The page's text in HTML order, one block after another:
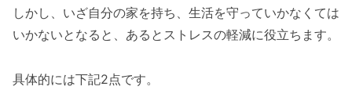
しかし、いざ自分の家を持ち、生活を守っていかなくては
いかないとなると、あるとストレスの軽減に役立ちます。
具体的には下記2点です。